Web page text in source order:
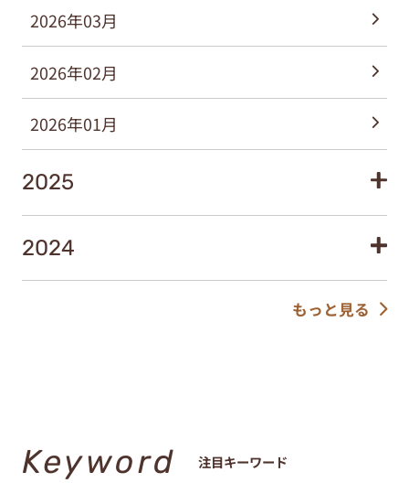
2026年03月
2026年02月
2026年01月
2025
2024
もっと見る
Keyword 注目キーワード